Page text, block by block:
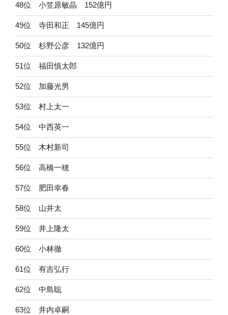
48位 小笠原敏晶 152億円
49位 寺田和正 145億円
50位 杉野公彦 132億円
51位 福田慎太郎
52位 加藤光男
53位 村上太一
54位 中西英一
55位 木村新司
56位 高橋一穂
57位 肥田幸春
58位 山井太
59位 井上隆太
60位 小林徹
61位 有吉弘行
62位 中島聡
63位 井内卓嗣